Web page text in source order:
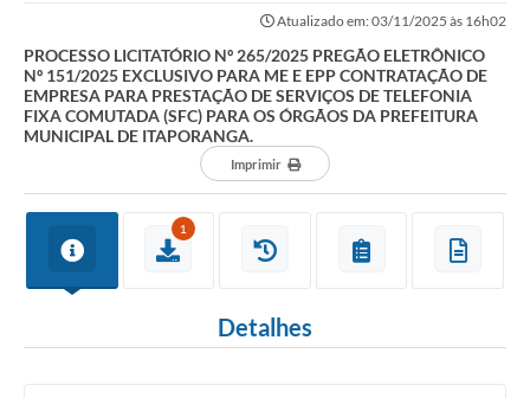
Lei Aldir Blanc
CTM
Atualizado em: 03/11/2025 às 16h02
PROCESSO LICITATÓRIO Nº 265/2025 PREGÃO ELETRÔNICO
Nº 151/2025 EXCLUSIVO PARA ME E EPP CONTRATAÇÃO DE
EMPRESA PARA PRESTAÇÃO DE SERVIÇOS DE TELEFONIA
FIXA COMUTADA (SFC) PARA OS ÓRGÃOS DA PREFEITURA
MUNICIPAL DE ITAPORANGA.
Imprimir
1
Detalhes